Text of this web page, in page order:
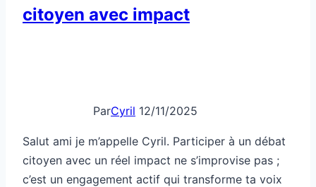
citoyen avec impact
ParCyril 12/11/2025
Salut ami je m’appelle Cyril. Participer à un débat
citoyen avec un réel impact ne s’improvise pas ;
c’est un engagement actif qui transforme ta voix